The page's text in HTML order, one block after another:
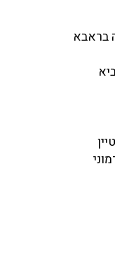
בראבא